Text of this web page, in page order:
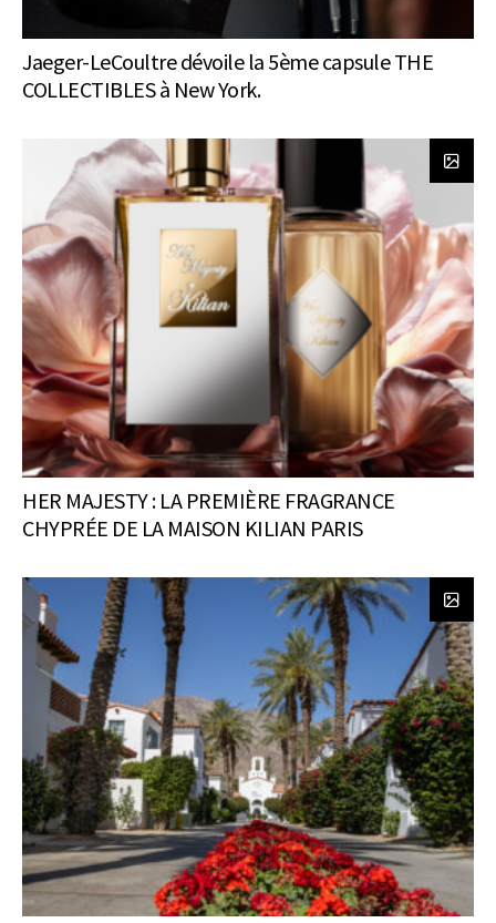
Jaeger-LeCoultre dévoile la 5ème capsule THE
COLLECTIBLES à New York.
HER MAJESTY : LA PREMIÈRE FRAGRANCE
CHYPRÉE DE LA MAISON KILIAN PARIS